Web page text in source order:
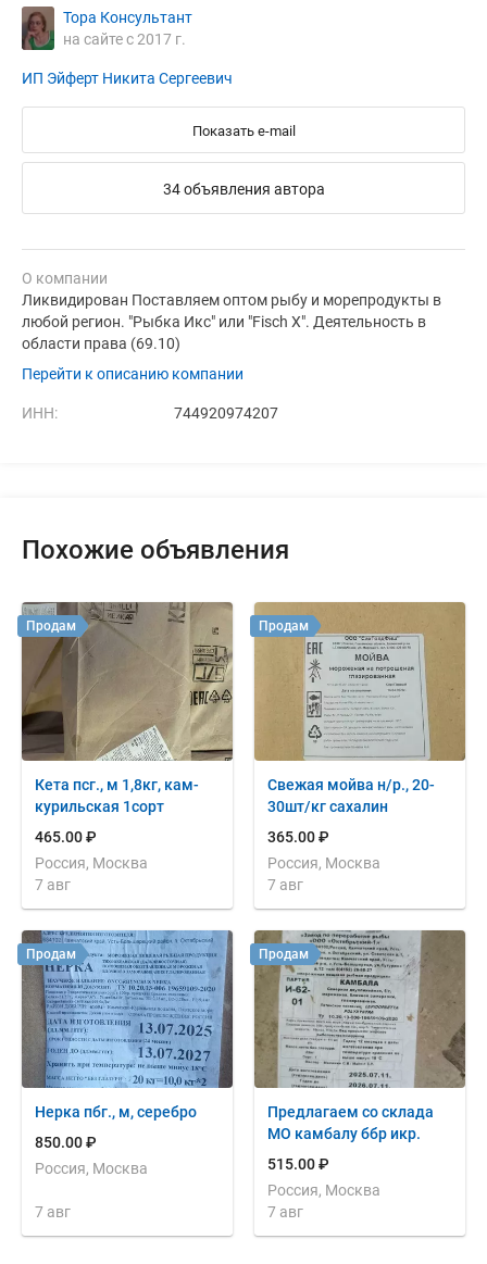
Тора Консультант
на сайте с 2017 г.
ИП Эйферт Никита Сергеевич
Показать e-mail
34 объявления автора
О компании
Ликвидирован Поставляем оптом рыбу и морепродукты в
любой регион. "Рыбка Икс" или "Fisch X". Деятельность в
области права (69.10)
Перейти к описанию компании
ИНН: 744920974207
Похожие объявления
Кета псг., м 1,8кг, кам-
курильская 1сорт
465.00 ₽
Россия, Москва
7 авг
Продам
Свежая мойва н/р., 20-
30шт/кг сахалин
365.00 ₽
Россия, Москва
7 авг
Продам
Нерка пбг., м, серебро
850.00 ₽
Россия, Москва
7 авг
Продам
Предлагаем со склада
МО камбалу ббр икр.
515.00 ₽
Россия, Москва
7 авг
Продам